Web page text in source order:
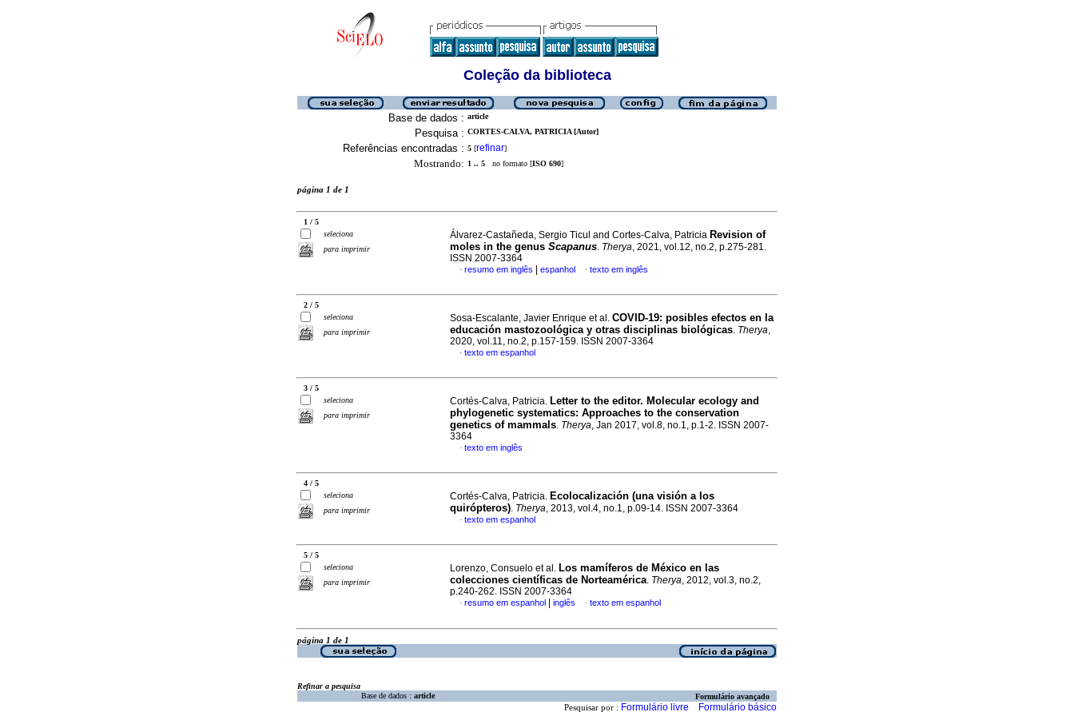
Coleção da biblioteca
Base de dados : article
Pesquisa : CORTES-CALVA, PATRICIA [Autor]
Referências encontradas : 5 [refinar]
Mostrando: 1 .. 5 no formato [ISO 690]
página 1 de 1
1 / 5
seleciona
para imprimir
Álvarez-Castañeda, Sergio Ticul and Cortes-Calva, Patricia Revision of
moles in the genus Scapanus. Therya, 2021, vol.12, no.2, p.275-281.
ISSN 2007-3364
· resumo em inglês espanhol · texto em inglês
2 / 5
seleciona
para imprimir
Sosa-Escalante, Javier Enrique et al. COVID-19: posibles efectos en la
educación mastozoológica y otras disciplinas biológicas. Therya,
2020, vol.11, no.2, p.157-159. ISSN 2007-3364
· texto em espanhol
3 / 5
seleciona
para imprimir
Cortés-Calva, Patricia. Letter to the editor. Molecular ecology and
phylogenetic systematics: Approaches to the conservation
genetics of mammals. Therya, Jan 2017, vol.8, no.1, p.1-2. ISSN 2007-
3364
· texto em inglês
4 / 5
seleciona
para imprimir
Cortés-Calva, Patricia. Ecolocalización (una visión a los
quirópteros). Therya, 2013, vol.4, no.1, p.09-14. ISSN 2007-3364
· texto em espanhol
5 / 5
seleciona
para imprimir
Lorenzo, Consuelo et al. Los mamíferos de México en las
colecciones científicas de Norteamérica. Therya, 2012, vol.3, no.2,
p.240-262. ISSN 2007-3364
· resumo em espanhol inglês · texto em espanhol
página 1 de 1
Refinar a pesquisa
Base de dados : article Formulário avançado
Pesquisar por : Formulário livre Formulário básico